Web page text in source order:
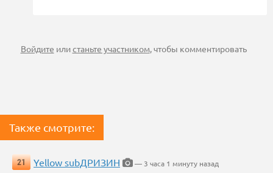
Войдите илистаньте участником, чтобы комментировать
Также смотрите:
21 Yellow subДРИЗИН
— 3 часа 1 минуту назад